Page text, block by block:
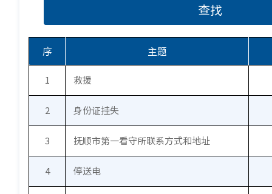
查找
序 主题
1 救援
2 身份证挂失
3 抚顺市第一看守所联系方式和地址
4 停送电